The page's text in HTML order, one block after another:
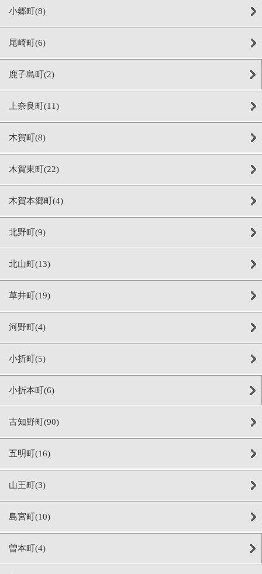
小郷町(8)
尾崎町(6)
鹿子島町(2)
上奈良町(11)
木賀町(8)
木賀東町(22)
木賀本郷町(4)
北野町(9)
北山町(13)
草井町(19)
河野町(4)
小折町(5)
小折本町(6)
古知野町(90)
五明町(16)
山王町(3)
島宮町(10)
曽本町(4)